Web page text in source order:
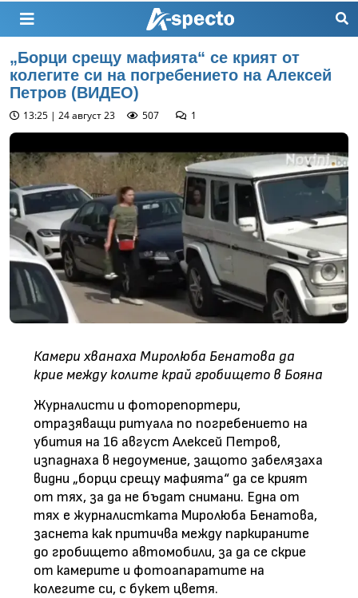
„Борци срещу мафията“ се крият от
колегите си на погребението на Алексей
Петров (ВИДЕО)
13:25 | 24 август 23 507 1
Камери хванаха Миролюба Бенатова да
крие между колите край гробището в Бояна
Журналисти и фоторепортери,
отразяващи ритуала по погребението на
убития на 16 август Алексей Петров,
изпаднаха в недоумение, защото забелязаха
видни „борци срещу мафията“ да се крият
от тях, за да не бъдат снимани. Една от
тях е журналистката Миролюба Бенатова,
заснета как притичва между паркираните
до гробището автомобили, за да се скрие
от камерите и фотоапаратите на
колегите си, с букет цветя.